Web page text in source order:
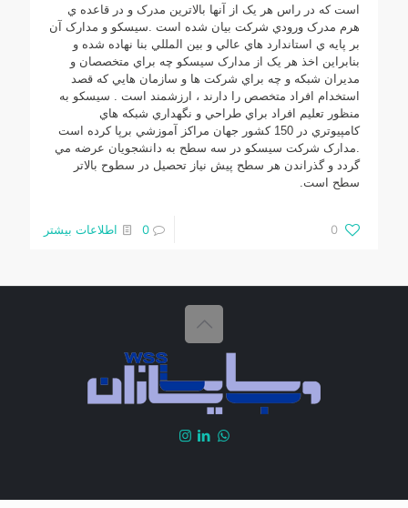
است که در راس هر يک از آنها بالاترين مدرک و در قاعده ي
هرم مدرک ورودي شرکت بيان شده است .سيسکو و مدارک آن
بر پايه ي استاندارد هاي عالي و بين المللي بنا نهاده شده و
بنابراين اخذ هر يک از مدارک سيسکو چه براي متخصصان و
مديران شبکه و چه براي شرکت ها و سازمان هايي که قصد
استخدام افراد متخصص را دارند ، ارزشمند است . سيسکو به
منظور تعليم افراد براي طراحي و نگهداري شبکه هاي
کامپيوتري در 150 کشور جهان مراکز آموزشي برپا کرده است
.مدارک شرکت سيسکو در سه سطح به دانشجويان عرضه مي
گردد و گذراندن هر سطح پيش نياز تحصيل در سطوح بالاتر
سطح است.
0
0 اطلاعات بیشتر